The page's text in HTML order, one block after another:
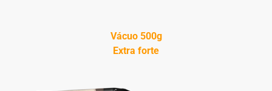
Vácuo 500g
Extra forte